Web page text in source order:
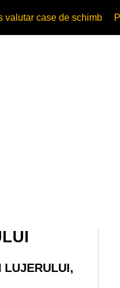
valutar case de schimb